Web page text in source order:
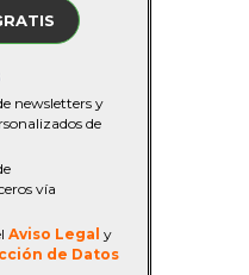
newsletters y
de
vía
Aviso Legal y
de Datos